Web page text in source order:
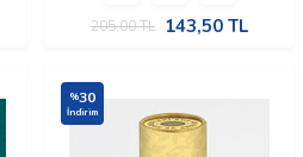
205,00TL 143,50 TL
%30
İndirim